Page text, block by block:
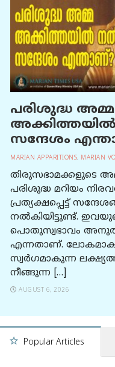
പരിശുദ്ധ അമ്മ
സന്ദേശം
MARIAN APPARITIONS, MARIAN
തിരുസഭാമക്കളുടെ
പരിശുദ്ധ മറിയം
പ്രത്യക്ഷപ്പെട്ട്
നൽകിയിട്ടുണ്ട്.
പൊതുസ്വഭാവം
എന്നതാണ്.
സ്വർഗമാകുന്ന
നീങ്ങുന്ന […]
AUGUST 6, 2026
Popular Articles